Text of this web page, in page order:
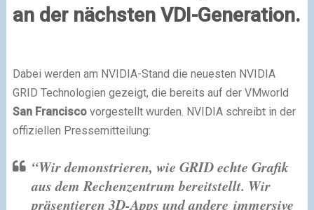
an der nächsten VDI-Generation.
Dabei werden am NVIDIA-Stand die neuesten NVIDIA
GRID Technologien gezeigt, die bereits auf der VMworld
San Franciscovorgestellt wurden. NVIDIAschreibt in der
offiziellen Pressemitteilung:
“Wir demonstrieren, wie GRIDechte Grafik
aus dem Rechenzentrum bereitstellt. Wir
präsentieren 3D-Apps und andere immersive